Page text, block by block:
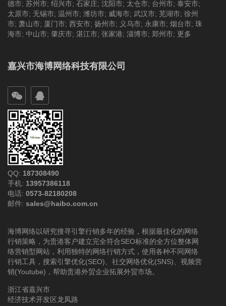
德市; 苏州市; 绍兴市; 石家庄; 沈阳市; 太仓市; 台州市; 泰安市;
太原市; 无锡市; 温州市; 潍坊市; 威海市; 武汉市; 芜湖市; 徐州
市; 萧山市; 厦门市; 西安市; 扬州市; 义乌市; 永康市; 烟台市; 珠
海市; 中山市; 肇庆市; 湛江市; 张家港; 淄博市; 郑州市; 更多
嘉兴市海博网络科技有限公司
QQ: 187308490
手机: 13957386118
电话: 0573-82180208
邮件: sales@haibo.com.cn
海博网络以研究搜寻引擎行销多年的经验，根据最佳化的网络
行销策略，为贵港客户建立完全符合SEO标准的全方位整体网
络营销型网站，利用独特的网络行销方式，使用各种不同网络
行销工具，搜索引擎优化(SEO)、社交网络优化(SNS)、视频营
销(Youtube)，帮助贵港外贸企业拓展外贸市场。
浙江省嘉兴市
经济技术开发区龙凤路